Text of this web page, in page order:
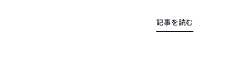
記事を読む